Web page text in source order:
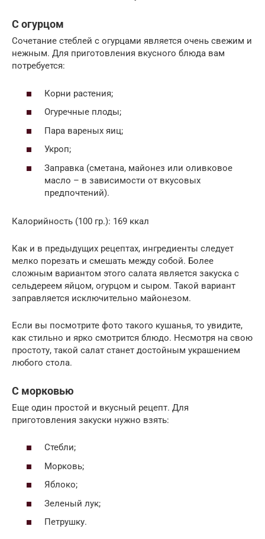
С огурцом
Сочетание стеблей с огурцами является очень свежим и
нежным. Для приготовления вкусного блюда вам
потребуется:
Корни растения;
Огуречные плоды;
Пара вареных яиц;
Укроп;
Заправка (сметана, майонез или оливковое
масло – в зависимости от вкусовых
предпочтений).
Калорийность (100 гр.): 169 ккал
Как и в предыдущих рецептах, ингредиенты следует
мелко порезать и смешать между собой. Более
сложным вариантом этого салата является закуска с
сельдереем яйцом, огурцом и сыром. Такой вариант
заправляется исключительно майонезом.
Если вы посмотрите фото такого кушанья, то увидите,
как стильно и ярко смотрится блюдо. Несмотря на свою
простоту, такой салат станет достойным украшением
любого стола.
С морковью
Еще один простой и вкусный рецепт. Для
приготовления закуски нужно взять:
Стебли;
Морковь;
Яблоко;
Зеленый лук;
Петрушку.